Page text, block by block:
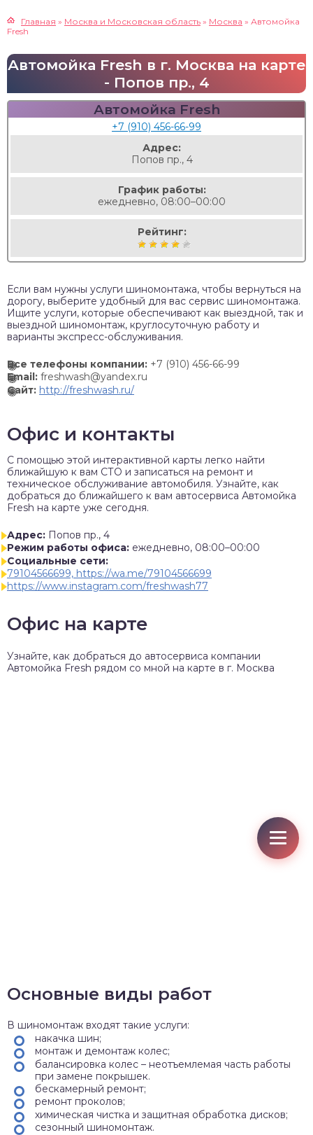
Главная » Москва и Московская область » Москва » Автомойка
Fresh
Автомойка Fresh в г. Москва на карте
- Попов пр., 4
Автомойка Fresh
+7 (910) 456-66-99
Адрес:
Попов пр., 4
График работы:
ежедневно, 08:00–00:00
Рейтинг:
Если вам нужны услуги шиномонтажа, чтобы вернуться на
дорогу, выберите удобный для вас сервис шиномонтажа.
Ищите услуги, которые обеспечивают как выездной, так и
выездной шиномонтаж, круглосуточную работу и
варианты экспресс-обслуживания.
Все телефоны компании: +7 (910) 456-66-99
Email: freshwash@yandex.ru
Сайт: http://freshwash.ru/
Офис и контакты
C помощью этой интерактивной карты легко найти
ближайшую к вам СТО и записаться на ремонт и
техническое обслуживание автомобиля. Узнайте, как
добраться до ближайшего к вам автосервиса Автомойка
Fresh на карте уже сегодня.
Адрес: Попов пр., 4
Режим работы офиса: ежедневно, 08:00–00:00
Социальные сети:
79104566699, https://wa.me/79104566699
https://www.instagram.com/freshwash77
Офис на карте
Узнайте, как добраться до автосервиса компании
Автомойка Fresh рядом со мной на карте в г. Москва
Основные виды работ
В шиномонтаж входят такие услуги:
накачка шин;
монтаж и демонтаж колес;
балансировка колес – неотъемлемая часть работы
при замене покрышек.
бескамерный ремонт;
ремонт проколов;
химическая чистка и защитная обработка дисков;
сезонный шиномонтаж.